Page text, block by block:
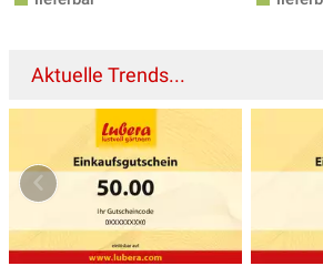
Aktuelle Trends...